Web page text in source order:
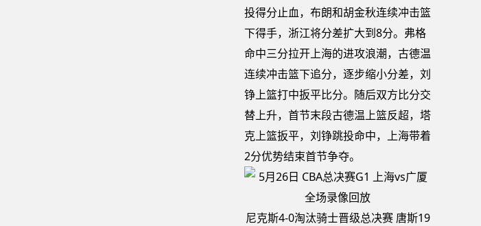
投得分止血，布朗和胡金秋连续冲击篮
下得手，浙江将分差扩大到8分。弗格
命中三分拉开上海的进攻浪潮，古德温
连续冲击篮下追分，逐步缩小分差，刘
铮上篮打中扳平比分。随后双方比分交
替上升，首节末段古德温上篮反超，塔
克上篮扳平，刘铮跳投命中，上海带着
2分优势结束首节争夺。
尼克斯4-0淘汰骑士晋级总决赛 唐斯19